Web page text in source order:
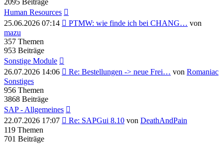
Human Resources
25.06.2026 07:14
Neuester
PTMW: wie finde ich bei CHANG… von
mazu
357 Themen
953 Beiträge
Sonstige Module
26.07.2026 14:06
Neuester
Re: Bestellungen -> neue Frei… von Romaniac
Sonstiges
956 Themen
3868 Beiträge
SAP - Allgemeines
22.07.2026 17:07
Neuester
Re: SAPGui 8.10 von DeathAndPain
119 Themen
701 Beiträge